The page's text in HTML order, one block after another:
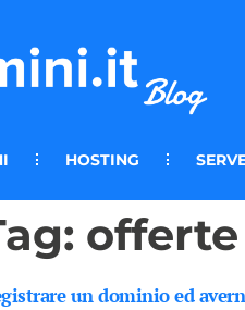
HOSTING
un dominio ed